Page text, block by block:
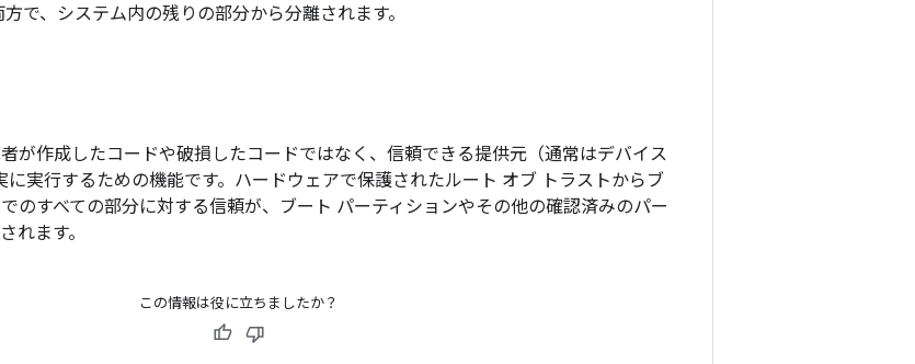
で、システム内の残りの部分から分離されます。
が作成したコードや破損したコードではなく、信頼できる提供元（通常はデバイス
に実行するための機能です。ハードウェアで保護されたルート オブ トラストからブ
のすべての部分に対する信頼が、ブート パーティションやその他の確認済みのパー
れます。
この情報は役に立ちましたか？